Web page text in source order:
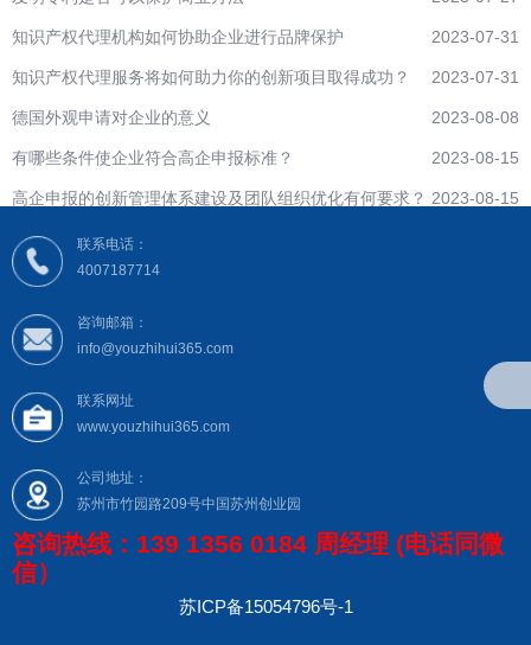
2023-07-31
知识产权代理机构如何协助企业进行品牌保护
2023-07-31
知识产权代理服务将如何助力你的创新项目取得成功？
2023-08-08
德国外观申请对企业的意义
2023-08-15
有哪些条件使企业符合高企申报标准？
2023-08-15
高企申报的创新管理体系建设及团队组织优化有何要求？
联系电话：
4007187714
咨询邮箱：
info@youzhihui365.com
联系网址
www.youzhihui365.com
公司地址：
苏州市竹园路209号中国苏州创业园
咨询热线：139 1356 0184 周经理 (电话同微
信）
苏ICP备15054796号-1